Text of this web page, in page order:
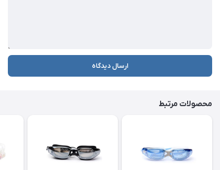
ارسال دیدگاه
محصولات مرتبط